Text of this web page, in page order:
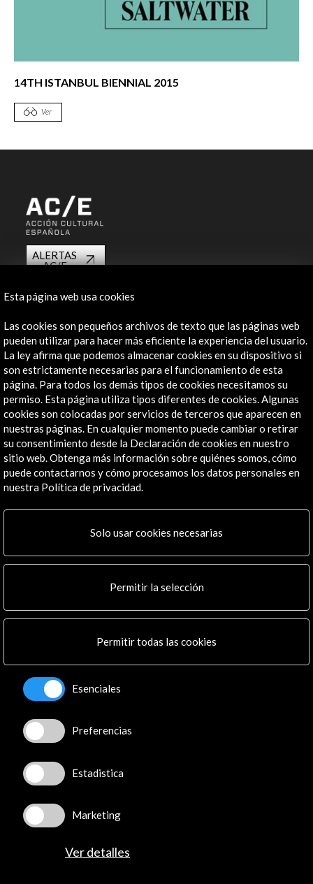
14TH ISTANBUL BIENNIAL 2015
Ver
ALERTAS
AC/E
Contacta
info@accioncultural.es
+34 91 700 4000
José Abascal, 4 - 4º
28003 Madrid, España
Canales de contacto
Explora
Institucional
Actividades
Programa PICE
Residencias
Multimedia
Boletín digital
Conecta
X (Twitter)
Instagram
LinkedIn
Youtube
Spotify
Flickr
TikTok
Esta página web usa cookies
Las cookies son pequeños archivos de texto que las páginas web
pueden utilizar para hacer más eficiente la experiencia del usuario.
La ley afirma que podemos almacenar cookies en su dispositivo si
son estrictamente necesarias para el funcionamiento de esta
página. Para todos los demás tipos de cookies necesitamos su
permiso. Esta página utiliza tipos diferentes de cookies. Algunas
cookies son colocadas por servicios de terceros que aparecen en
nuestras páginas. En cualquier momento puede cambiar o retirar
su consentimiento desde la Declaración de cookies en nuestro
sitio web. Obtenga más información sobre quiénes somos, cómo
puede contactarnos y cómo procesamos los datos personales en
nuestra Política de privacidad.
Solo usar cookies necesarias
Permitir la selección
Permitir todas las cookies
Esenciales
Preferencias
Estadistica
Marketing
Ver detalles